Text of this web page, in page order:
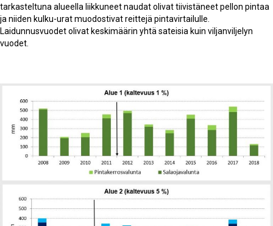
tarkasteltuna alueella liikkuneet naudat olivat tiivistäneet pellon pintaa
ja niiden kulku-urat muodostivat reittejä pintavirtailulle.
Laidunnusvuodet olivat keskimäärin yhtä sateisia kuin viljanviljelyn
vuodet.